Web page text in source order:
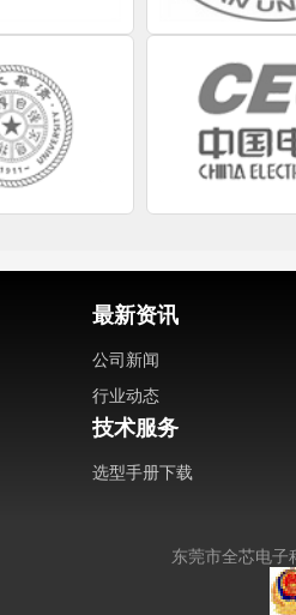
最新资讯
公司新闻
行业动态
技术服务
选型手册下载
东莞市全芯电子